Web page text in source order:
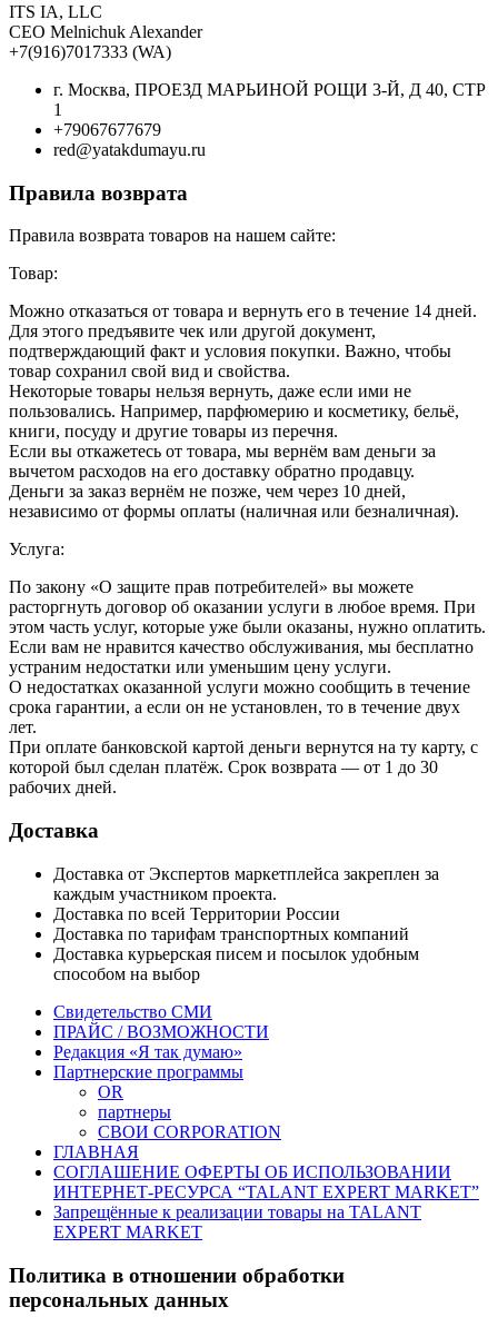
ITS IA, LLC
CEO Melnichuk Alexander
+7(916)7017333 (WA)
г. Москва, ПРОЕЗД МАРЬИНОЙ РОЩИ 3-Й, Д 40, СТР
1
+79067677679
red@yatakdumayu.ru
Правила возврата
Правила возврата товаров на нашем сайте:
Товар:
Можно отказаться от товара и вернуть его в течение 14 дней.
Для этого предъявите чек или другой документ,
подтверждающий факт и условия покупки. Важно, чтобы
товар сохранил свой вид и свойства.
Некоторые товары нельзя вернуть, даже если ими не
пользовались. Например, парфюмерию и косметику, бельё,
книги, посуду и другие товары из перечня.
Если вы откажетесь от товара, мы вернём вам деньги за
вычетом расходов на его доставку обратно продавцу.
Деньги за заказ вернём не позже, чем через 10 дней,
независимо от формы оплаты (наличная или безналичная).
Услуга:
По закону «О защите прав потребителей» вы можете
расторгнуть договор об оказании услуги в любое время. При
этом часть услуг, которые уже были оказаны, нужно оплатить.
Если вам не нравится качество обслуживания, мы бесплатно
устраним недостатки или уменьшим цену услуги.
О недостатках оказанной услуги можно сообщить в течение
срока гарантии, а если он не установлен, то в течение двух
лет.
При оплате банковской картой деньги вернутся на ту карту, с
которой был сделан платёж. Срок возврата — от 1 до 30
рабочих дней.
Доставка
Доставка от Экспертов маркетплейса закреплен за
каждым участником проекта.
Доставка по всей Территории России
Доставка по тарифам транспортных компаний
Доставка курьерская писем и посылок удобным
способом на выбор
Свидетельство СМИ
ПРАЙС / ВОЗМОЖНОСТИ
Редакция «Я так думаю»
Партнерские программы
OR
партнеры
СВОИ CORPORATION
ГЛАВНАЯ
СОГЛАШЕНИЕ ОФЕРТЫ ОБ ИСПОЛЬЗОВАНИИ
ИНТЕРНЕТ-РЕСУРСА “TALANT EXPERT MARKET”
Запрещённые к реализации товары на TALANT
EXPERT MARKET
Политика в отношении обработки
персональных данных